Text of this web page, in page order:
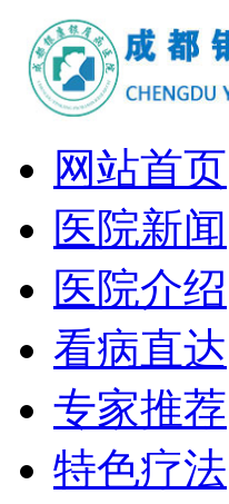
网站首页
医院新闻
医院介绍
看病直达
专家推荐
特色疗法